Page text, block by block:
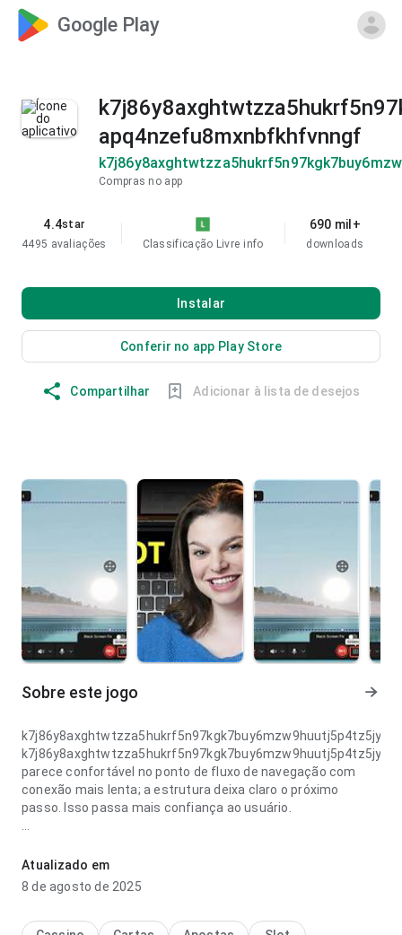
Google Play
apq4nzefu8mxnbfkhfvnngf
Compras no app
4.4star
4495 avaliações
Classificação Livre info
690 mil+
downloads
Instalar
Conferir no app Play Store
Compartilhar Adicionar à lista de desejos
Sobre este jogo
parece confortável no ponto de fluxo de navegação com
conexão mais lenta; a estrutura deixa claro o próximo
passo. Isso passa mais confiança ao usuário.
parece fluida no ponto de fluxo de navegação ao navegar
por várias seções; a resposta é previsível. Ajuda quem quer
decidir rapidamente se vale instalar.
Atualizado em
8 de agosto de 2025